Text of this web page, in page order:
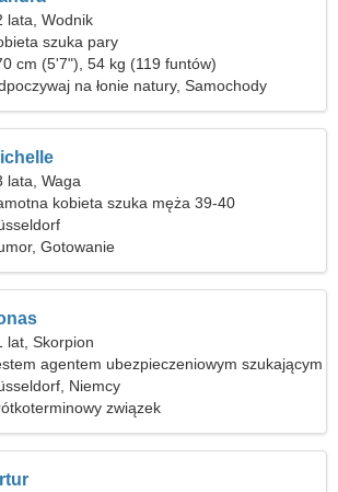
lata, Wodnik
szuka pary
cm (5'7"), 54 kg (119 funtów)
na łonie natury, Samochody
lata, Waga
kobieta szuka męża 39-40
Gotowanie
lat, Skorpion
agentem ubezpieczeniowym szukającym
kobiety
Niemcy
związek